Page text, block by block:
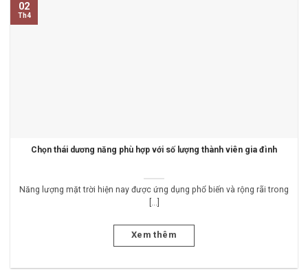
Chọn thái dương năng phù hợp với số lượng thành viên gia đình
Năng lượng mặt trời hiện nay được ứng dụng phổ biến và rộng rãi trong
Xem thêm
02
Th4